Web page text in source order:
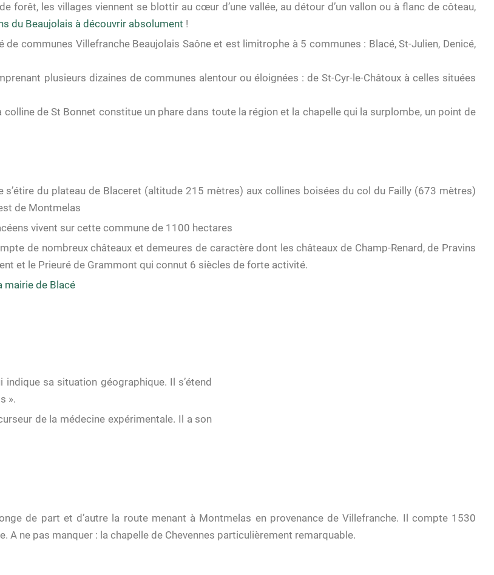
forêt, les villages viennent se blottir au cœur d’une vallée, au détour d’un vallon ou à flanc de côteau,
du Beaujolais à découvrir absolument !
communes Villefranche Beaujolais Saône et est limitrophe à 5 communes : Blacé, St-Julien, Denicé,
plusieurs dizaines de communes alentour ou éloignées : de St-Cyr-le-Châtoux à celles situées
de St Bonnet constitue un phare dans toute la région et la chapelle qui la surplombe, un point de
s’étire du plateau de Blaceret (altitude 215 mètres) aux collines boisées du col du Failly (673 mètres)
de Montmelas
vivent sur cette commune de 1100 hectares
de nombreux châteaux et demeures de caractère dont les châteaux de Champ-Renard, de Pravins
et le Prieuré de Grammont qui connut 6 siècles de forte activité.
mairie de Blacé
sa situation géographique. Il s’étend
».
de la médecine expérimentale. Il a son
de part et d’autre la route menant à Montmelas en provenance de Villefranche. Il compte 1530
A ne pas manquer : la chapelle de Chevennes particulièrement remarquable.